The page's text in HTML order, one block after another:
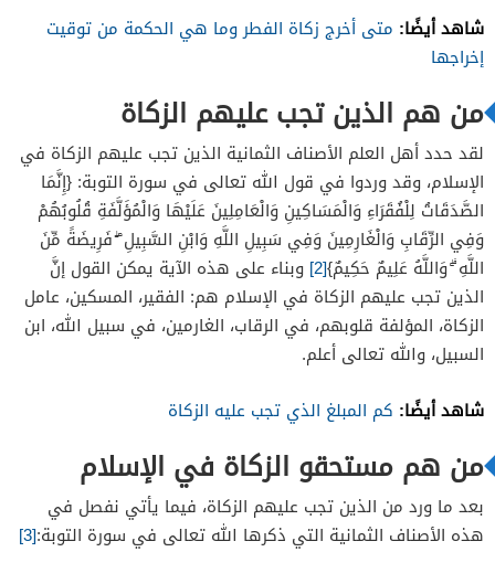
شاهد أيضًا: متى أخرج زكاة الفطر وما هي الحكمة من توقيت
إخراجها
من هم الذين تجب عليهم الزكاة
لقد حدد أهل العلم الأصناف الثمانية الذين تجب عليهم الزكاة في
الإسلام، وقد وردوا في قول الله تعالى في سورة التوبة: {إِنَّمَا
الصَّدَقَاتُ لِلْفُقَرَاءِ وَالْمَسَاكِينِ وَالْعَامِلِينَ عَلَيْهَا وَالْمُؤَلَّفَةِ قُلُوبُهُمْ
وَفِي الرِّقَابِ وَالْغَارِمِينَ وَفِي سَبِيلِ اللَّهِ وَابْنِ السَّبِيلِ ۖ فَرِيضَةً مِّنَ
اللَّهِ ۗ وَاللَّهُ عَلِيمٌ حَكِيمٌ}[2]
وبناء على هذه الآية يمكن القول إنَّ
الذين تجب عليهم الزكاة في الإسلام هم: الفقير، المسكين، عامل
الزكاة، المؤلفة قلوبهم، في الرقاب، الغارمين، في سبيل الله، ابن
السبيل، والله تعالى أعلم.
شاهد أيضًا: كم المبلغ الذي تجب عليه الزكاة
من هم مستحقو الزكاة في الإسلام
بعد ما ورد من الذين تجب عليهم الزكاة، فيما يأتي نفصل في
هذه الأصناف الثمانية التي ذكرها الله تعالى في سورة التوبة:[3]